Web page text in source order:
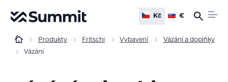
Kč €
Produkty Fritschi Vybavení
Vázání a doplňky
Vázání